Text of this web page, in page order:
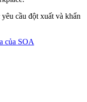
cầu đột xuất và khẩn
của SOA